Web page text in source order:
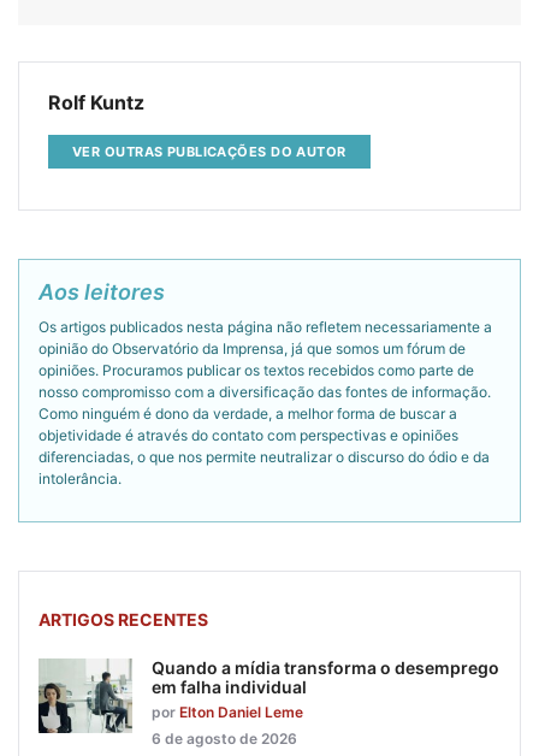
Rolf Kuntz
VER OUTRAS PUBLICAÇÕES DO AUTOR
Aos leitores
Os artigos publicados nesta página não refletem necessariamente a
opinião do Observatório da Imprensa, já que somos um fórum de
opiniões. Procuramos publicar os textos recebidos como parte de
nosso compromisso com a diversificação das fontes de informação.
Como ninguém é dono da verdade, a melhor forma de buscar a
objetividade é através do contato com perspectivas e opiniões
diferenciadas, o que nos permite neutralizar o discurso do ódio e da
intolerância.
ARTIGOS RECENTES
Quando a mídia transforma o desemprego
em falha individual
por Elton Daniel Leme
6 de agosto de 2026